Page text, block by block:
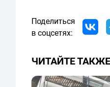
Поделиться
в соцсетях:
ЧИТАЙТЕ ТАКЖЕ